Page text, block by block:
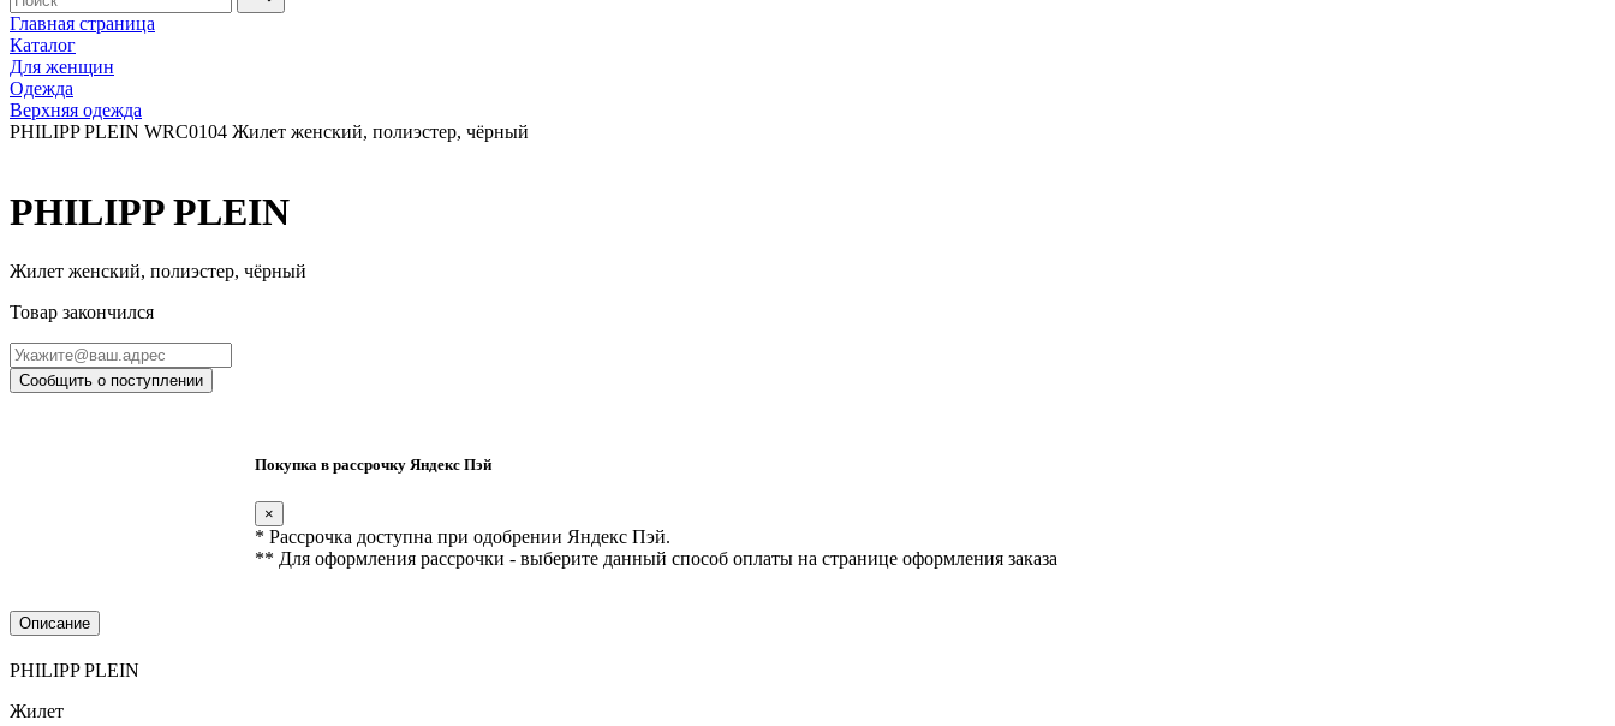
Главная страница
Каталог
Для женщин
Одежда
Верхняя одежда
PHILIPP PLEIN WRC0104 Жилет женский, полиэстер, чёрный
PHILIPP PLEIN
Жилет женский, полиэстер, чёрный
Товар закончился
Сообщить о поступлении
Покупка в рассрочку Яндекс Пэй
×
* Рассрочка доступна при одобрении Яндекс Пэй.
** Для оформления рассрочки - выберите данный способ оплаты на странице оформления заказа
Описание
PHILIPP PLEIN
Жилет